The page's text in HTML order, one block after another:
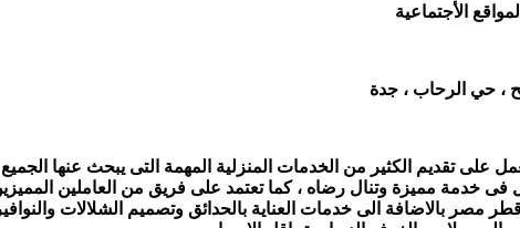
الأجتماعية
، حي الرحاب ، جدة
تقديم الكثير من الخدمات المنزلية المهمة التى يبحث عنها
فى خدمة مميزة وتنال رضاه ، كما تعتمد على فريق من العاملين
قطر مصر بالاضافة الى خدمات العناية بالحدائق وتصميم الشلالات